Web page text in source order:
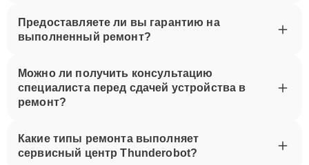
Предоставляете ли вы гарантию на
выполненный ремонт?
Можно ли получить консультацию
специалиста перед сдачей устройства в
ремонт?
Какие типы ремонта выполняет
сервисный центр Thunderobot?